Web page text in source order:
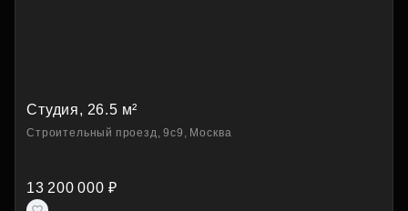
Студия, 26.5 м²
Строительный проезд, 9с9, Москва
13 200 000 ₽